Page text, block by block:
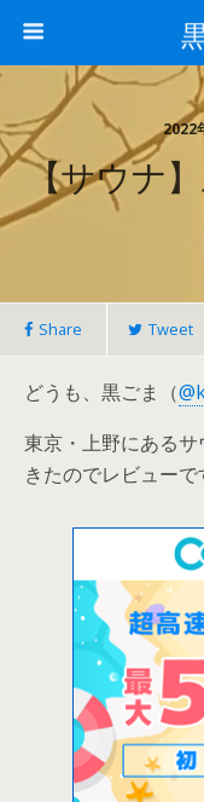
2022
【サウナ
Share Tweet
どうも、黒ごま（
東京・上野にある
きたのでレビューで